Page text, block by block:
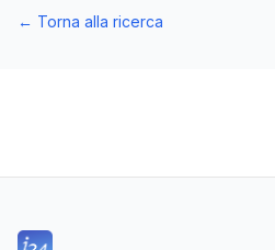
← Torna alla ricerca